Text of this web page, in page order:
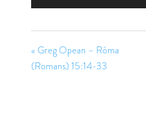
« Greg Opean – Róma
(Romans) 15:14-33